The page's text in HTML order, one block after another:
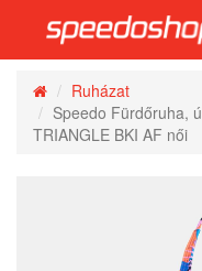
Ruházat
Speedo Fürdőruha,
TRIANGLE BKI AF női